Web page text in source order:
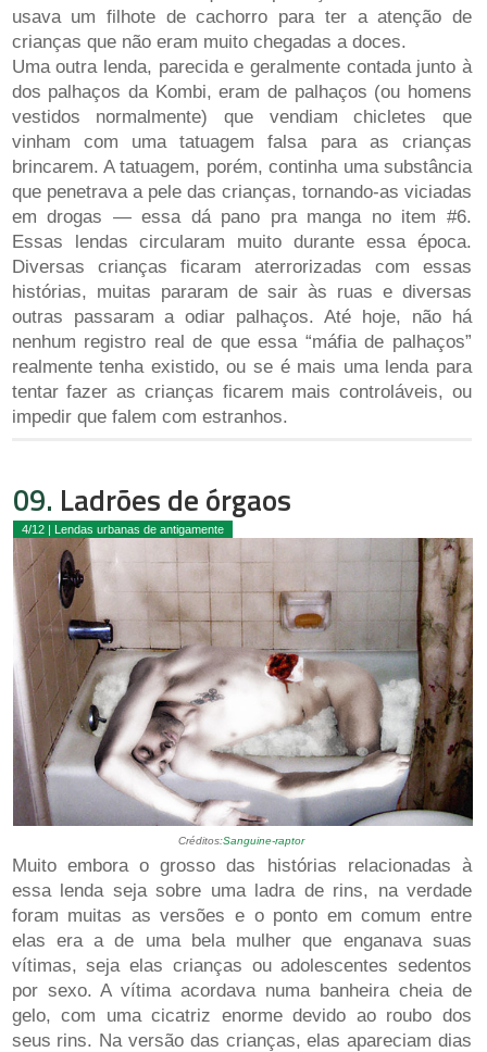
usava um filhote de cachorro para ter a atenção de
crianças que não eram muito chegadas a doces.
Uma outra lenda, parecida e geralmente contada junto à
dos palhaços da Kombi, eram de palhaços (ou homens
vestidos normalmente) que vendiam chicletes que
vinham com uma tatuagem falsa para as crianças
brincarem. A tatuagem, porém, continha uma substância
que penetrava a pele das crianças, tornando-as viciadas
em drogas — essa dá pano pra manga no item #6.
Essas lendas circularam muito durante essa época.
Diversas crianças ficaram aterrorizadas com essas
histórias, muitas pararam de sair às ruas e diversas
outras passaram a odiar palhaços. Até hoje, não há
nenhum registro real de que essa “máfia de palhaços”
realmente tenha existido, ou se é mais uma lenda para
tentar fazer as crianças ficarem mais controláveis, ou
impedir que falem com estranhos.
09. Ladrões de órgaos
4/12 | Lendas urbanas de antigamente
Créditos:Sanguine-raptor
Muito embora o grosso das histórias relacionadas à
essa lenda seja sobre uma ladra de rins, na verdade
foram muitas as versões e o ponto em comum entre
elas era a de uma bela mulher que enganava suas
vítimas, seja elas crianças ou adolescentes sedentos
por sexo. A vítima acordava numa banheira cheia de
gelo, com uma cicatriz enorme devido ao roubo dos
seus rins. Na versão das crianças, elas apareciam dias